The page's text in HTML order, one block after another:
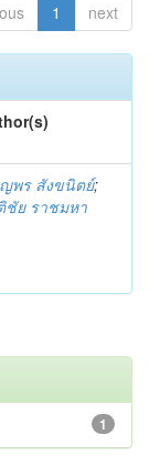
1 next
พร สังขนิตย์;
ชัย ราชมหา
1